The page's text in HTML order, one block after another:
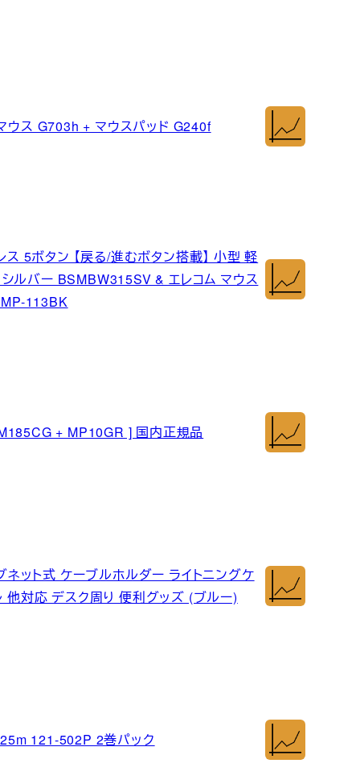
ウス G703h + マウスパッド G240f
ス 5ボタン 【戻る/進むボタン搭載】 小型 軽
バー BSMBW315SV & エレコム マウス
113BK
+ MP10GR ] 国内正規品
ット式 ケーブルホルダー ライトニングケ
対応 デスク周り 便利グッズ (ブルー)
121-502P 2巻パック